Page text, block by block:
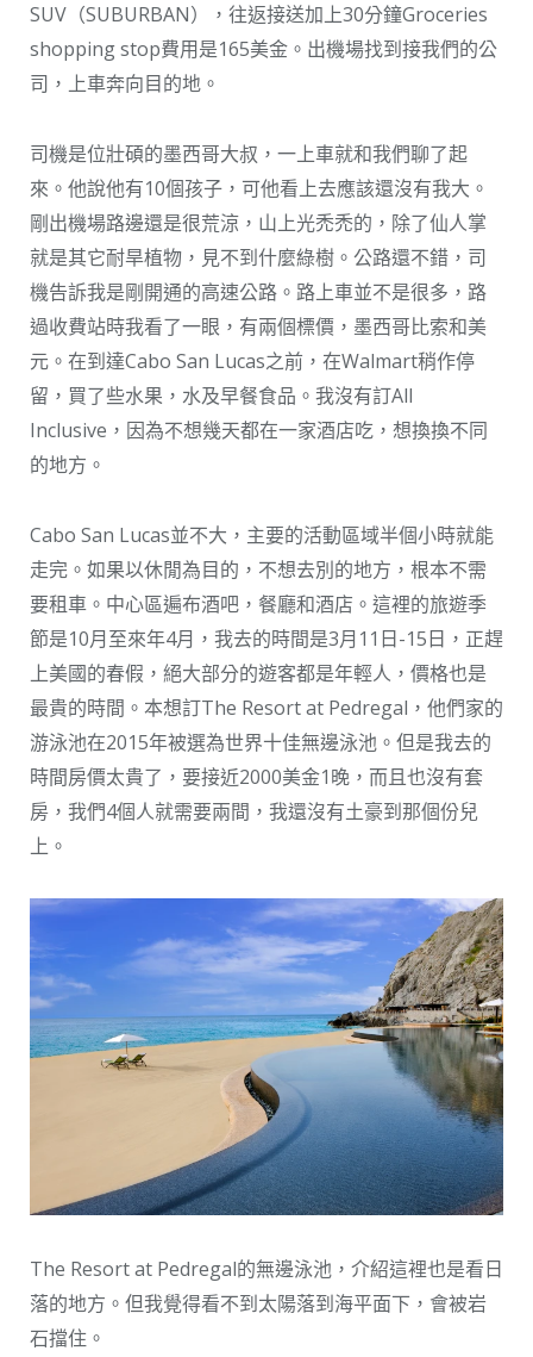
SUV（SUBURBAN），往返接送加上30分鐘Groceries
shopping stop費用是165美金。出機場找到接我們的公
司，上車奔向目的地。
司機是位壯碩的墨西哥大叔，一上車就和我們聊了起
來。他說他有10個孩子，可他看上去應該還沒有我大。
剛出機場路邊還是很荒涼，山上光禿禿的，除了仙人掌
就是其它耐旱植物，見不到什麼綠樹。公路還不錯，司
機告訴我是剛開通的高速公路。路上車並不是很多，路
過收費站時我看了一眼，有兩個標價，墨西哥比索和美
元。在到達Cabo San Lucas之前，在Walmart稍作停
留，買了些水果，水及早餐食品。我沒有訂All
Inclusive，因為不想幾天都在一家酒店吃，想換換不同
的地方。
Cabo San Lucas並不大，主要的活動區域半個小時就能
走完。如果以休閒為目的，不想去別的地方，根本不需
要租車。中心區遍布酒吧，餐廳和酒店。這裡的旅遊季
節是10月至來年4月，我去的時間是3月11日-15日，正趕
上美國的春假，絕大部分的遊客都是年輕人，價格也是
最貴的時間。本想訂The Resort at Pedregal，他們家的
游泳池在2015年被選為世界十佳無邊泳池。但是我去的
時間房價太貴了，要接近2000美金1晚，而且也沒有套
房，我們4個人就需要兩間，我還沒有土豪到那個份兒
上。
The Resort at Pedregal的無邊泳池，介紹這裡也是看日
落的地方。但我覺得看不到太陽落到海平面下，會被岩
石擋住。